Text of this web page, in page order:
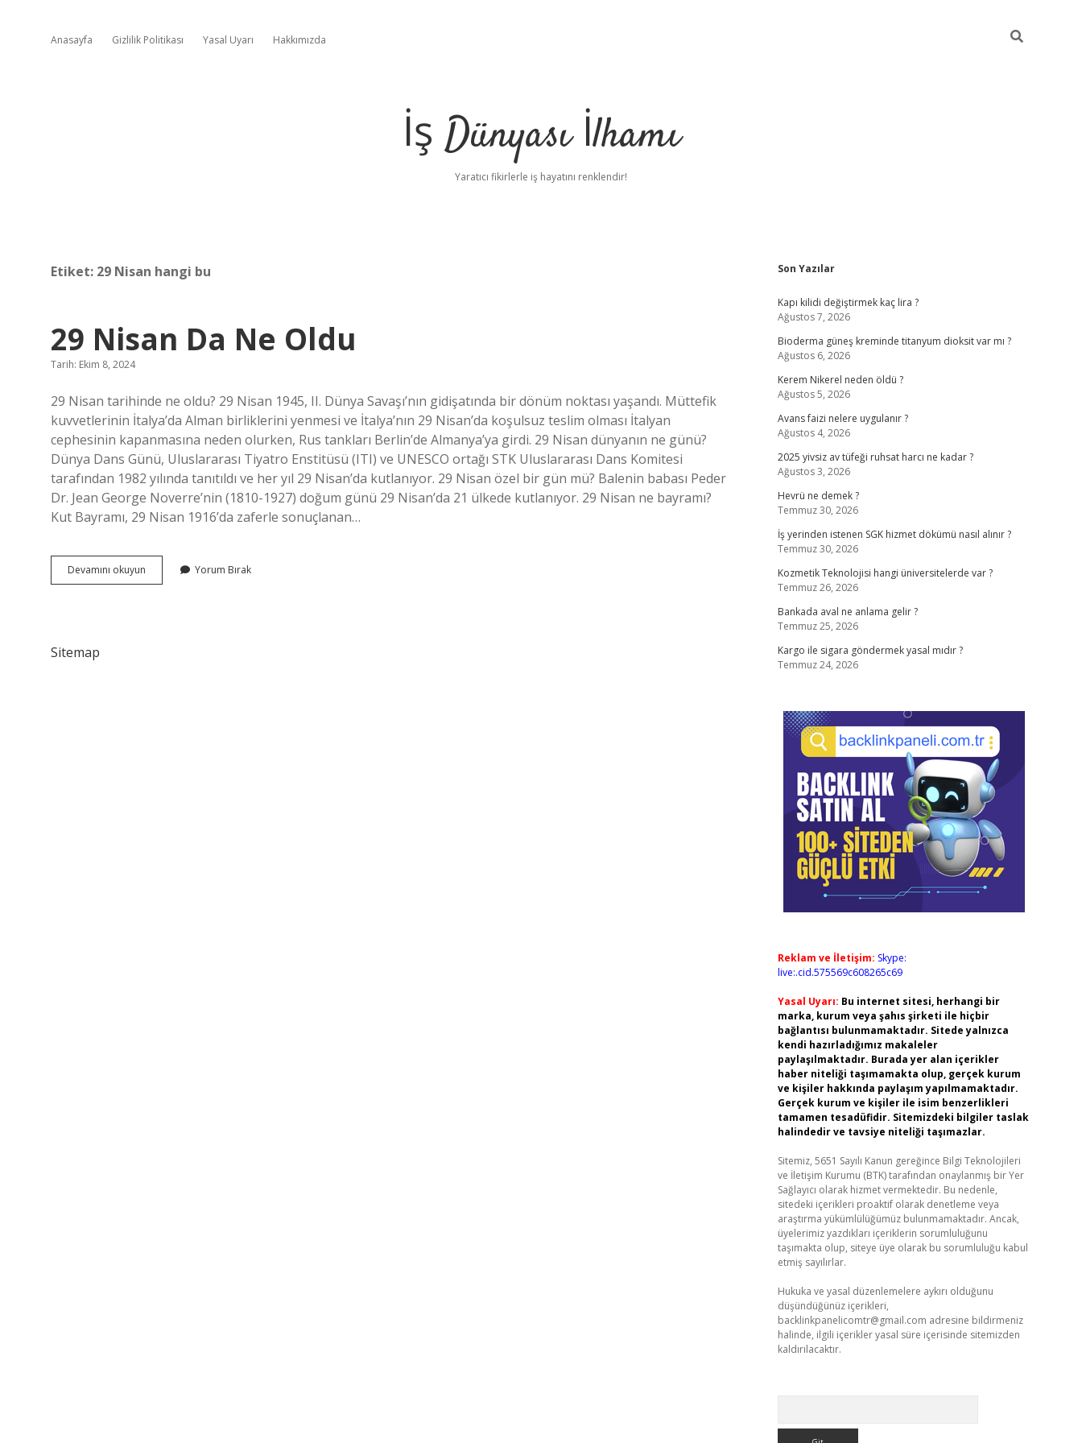
Anasayfa Gizlilik Politikası Yasal Uyarı Hakkımızda
İş Dünyası İlhamı
Yaratıcı fikirlerle iş hayatını renklendir!
Etiket: 29 Nisan hangi bu
29 Nisan Da Ne Oldu
Tarih: Ekim 8, 2024
29 Nisan tarihinde ne oldu? 29 Nisan 1945, II. Dünya Savaşı’nın gidişatında bir dönüm noktası yaşandı. Müttefik
kuvvetlerinin İtalya’da Alman birliklerini yenmesi ve İtalya’nın 29 Nisan’da koşulsuz teslim olması İtalyan
cephesinin kapanmasına neden olurken, Rus tankları Berlin’de Almanya’ya girdi. 29 Nisan dünyanın ne günü?
Dünya Dans Günü, Uluslararası Tiyatro Enstitüsü (ITI) ve UNESCO ortağı STK Uluslararası Dans Komitesi
tarafından 1982 yılında tanıtıldı ve her yıl 29 Nisan’da kutlanıyor. 29 Nisan özel bir gün mü? Balenin babası Peder
Dr. Jean George Noverre’nin (1810-1927) doğum günü 29 Nisan’da 21 ülkede kutlanıyor. 29 Nisan ne bayramı?
Kut Bayramı, 29 Nisan 1916’da zaferle sonuçlanan…
Devamını okuyun
Nisan
Yorum Bırak
Sitemap
Sidebar
Son Yazılar
Kapı kilidi değiştirmek kaç lira ?
Ağustos 7, 2026
Bioderma güneş kreminde titanyum dioksit var mı ?
Ağustos 6, 2026
Kerem Nikerel neden öldü ?
Ağustos 5, 2026
Avans faizi nelere uygulanır ?
Ağustos 4, 2026
2025 yivsiz av tüfeği ruhsat harcı ne kadar ?
Ağustos 3, 2026
Hevrü ne demek ?
Temmuz 30, 2026
İş yerinden istenen SGK hizmet dökümü nasıl alınır ?
Temmuz 30, 2026
Kozmetik Teknolojisi hangi üniversitelerde var ?
Temmuz 26, 2026
Bankada aval ne anlama gelir ?
Temmuz 25, 2026
Kargo ile sigara göndermek yasal mıdır ?
Temmuz 24, 2026
Reklam ve İletişim: Skype:
live:.cid.575569c608265c69
Yasal Uyarı: Bu internet sitesi, herhangi bir
marka, kurum veya şahıs şirketi ile hiçbir
bağlantısı bulunmamaktadır. Sitede yalnızca
kendi hazırladığımız makaleler
paylaşılmaktadır. Burada yer alan içerikler
haber niteliği taşımamakta olup, gerçek kurum
ve kişiler hakkında paylaşım yapılmamaktadır.
Gerçek kurum ve kişiler ile isim benzerlikleri
tamamen tesadüfidir. Sitemizdeki bilgiler taslak
halindedir ve tavsiye niteliği taşımazlar.
Sitemiz, 5651 Sayılı Kanun gereğince Bilgi Teknolojileri
ve İletişim Kurumu (BTK) tarafından onaylanmış bir Yer
Sağlayıcı olarak hizmet vermektedir. Bu nedenle,
sitedeki içerikleri proaktif olarak denetleme veya
araştırma yükümlülüğümüz bulunmamaktadır. Ancak,
üyelerimiz yazdıkları içeriklerin sorumluluğunu
taşımakta olup, siteye üye olarak bu sorumluluğu kabul
etmiş sayılırlar.
Hukuka ve yasal düzenlemelere aykırı olduğunu
düşündüğünüz içerikleri,
backlinkpanelicomtr@gmail.com adresine bildirmeniz
halinde, ilgili içerikler yasal süre içerisinde sitemizden
kaldırılacaktır.